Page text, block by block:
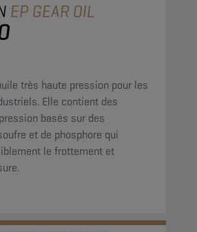
EP GEAR OIL
très haute pression pour les
Elle contient des
basés sur des
et de phosphore qui
le frottement et